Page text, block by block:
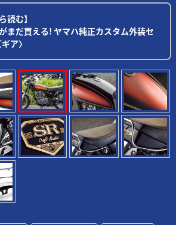
読む】
まだ買える! ヤマハ純正カスタム外装セ
ア〉